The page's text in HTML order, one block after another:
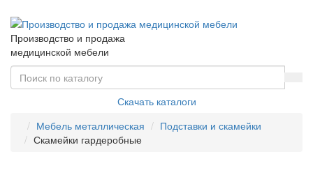
Производство и продажа
медицинской мебели
Скачать каталоги
Мебель металлическая
Подставки и скамейки
Скамейки гардеробные